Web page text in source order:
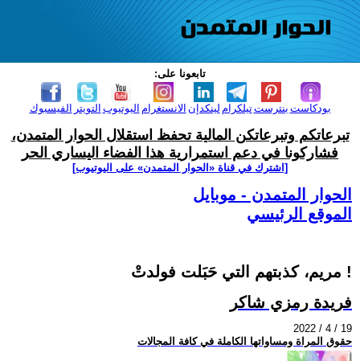
تابعونا على:
الفيسبوك التويتر اليوتيوب الانستغرام لينكدإن تيلكرامبنترست بودكاست
تبرعاتكم وتبرعاتكن المالية تحفظ استقلال الحوار المتمدن،
فشاركونا في دعم استمرارية هذا الفضاء اليساري الحر
[اشترك في قناة ‫«الحوار المتمدن» على اليوتيوب]
الحوار المتمدن - موبايل
الموقع الرئيسي
مريم، كذبتهم التي حَبَلت فولدتْ !
فريدة رمزي شاكر
2022 / 4 / 19
حقوق المراة ومساواتها الكاملة في كافة المجالات